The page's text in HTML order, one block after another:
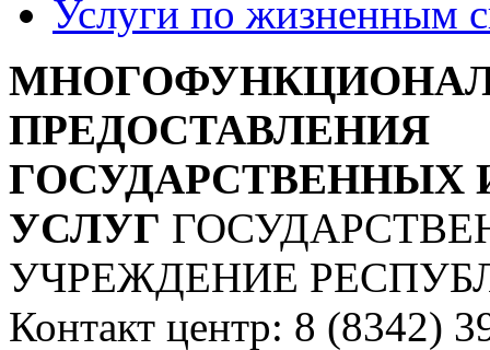
Услуги по жизненным
ПРЕДОСТАВЛЕНИЯ
УСЛУГ
УЧРЕЖДЕНИЕ
Контакт центр: 8 (8342)